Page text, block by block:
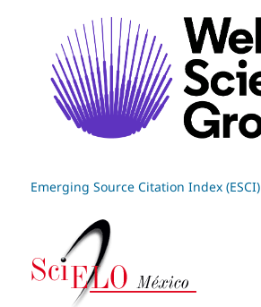
Emerging Source Citation Index (ESCI)